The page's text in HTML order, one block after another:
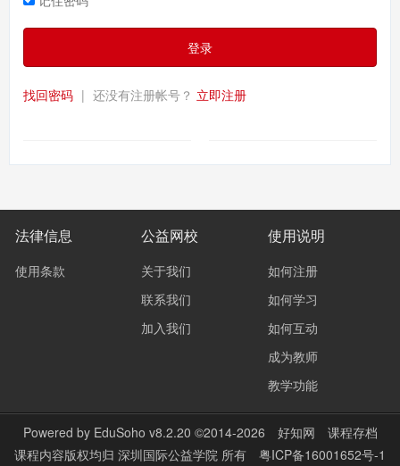
登录
找回密码 | 还没有注册帐号？ 立即注册
法律信息
使用条款
公益网校
关于我们
联系我们
加入我们
使用说明
如何注册
如何学习
如何互动
成为教师
教学功能
Powered by EduSoho v8.2.20 ©2014-2026 好知网
课程存档
课程内容版权均归 深圳国际公益学院 所有 粤ICP备16001652号-1